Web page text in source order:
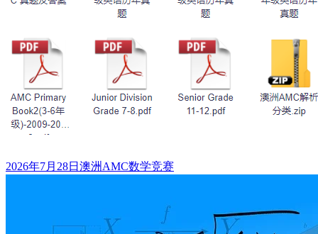
发
2026年7月28日 标
澳洲AMC数学竞赛